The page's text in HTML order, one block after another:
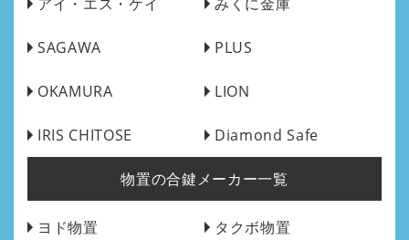
SAGAWA PLUS
OKAMURA LION
IRIS CHITOSE Diamond Safe
物置の合鍵メーカー一覧
ヨド物置 タクボ物置